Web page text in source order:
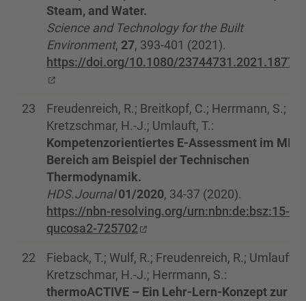
Steam, and Water.
Science and Technology for the Built
Environment, 27, 393-401 (2021).
https://doi.org/10.1080/
23
Freudenreich, R.; Breitkopf, C.; Herrmann, S.;
Kretzschmar, H.-J.; Umlauft, T.:
Kompetenzorientiertes E-Assessment im
Bereich am Beispiel der Technischen
Thermodynamik.
HDS.Journal 01/2020, 34-37 (2020).
https://nbn-resolving.org/urn:nbn:de:bsz:15-
qucosa2-725702
22
Fieback, T.; Wulf, R.; Freudenreich, R.; Umlauft,
Kretzschmar, H.-J.; Herrmann, S.:
thermoACTIVE – Ein Lehr-Lern-Konzept zur